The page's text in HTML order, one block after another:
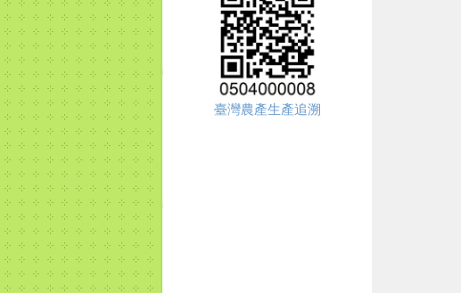
臺灣農產生產追溯